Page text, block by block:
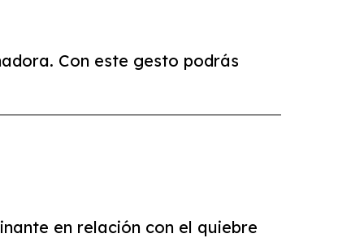
Con este gesto podrás
en relación con el quiebre